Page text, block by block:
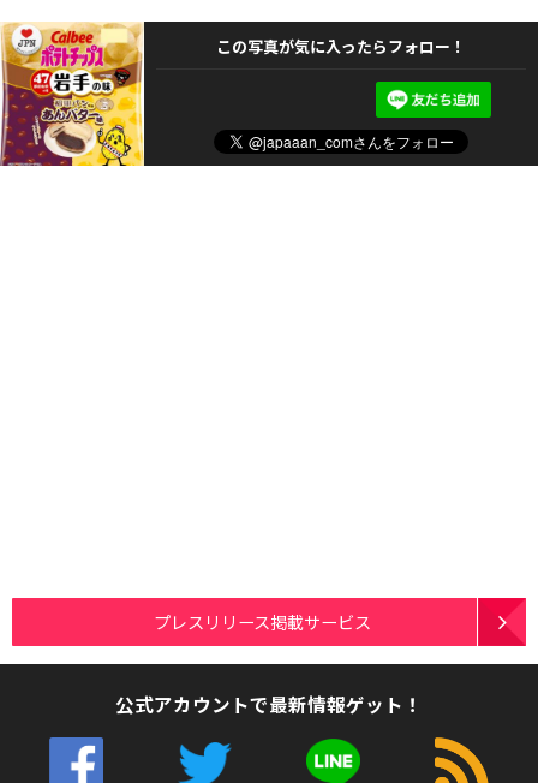
この写真が気に入ったらフォロー！
プレスリリース掲載サービス
公式アカウントで最新情報ゲット！